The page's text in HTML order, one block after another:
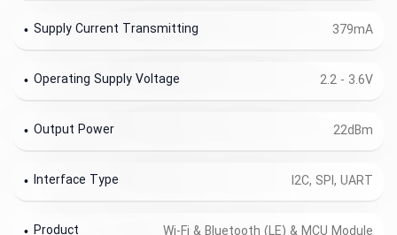
379mA
Supply Current Transmitting
2.2 - 3.6V
Operating Supply Voltage
22dBm
Output Power
I2C, SPI, UART
Interface Type
Product